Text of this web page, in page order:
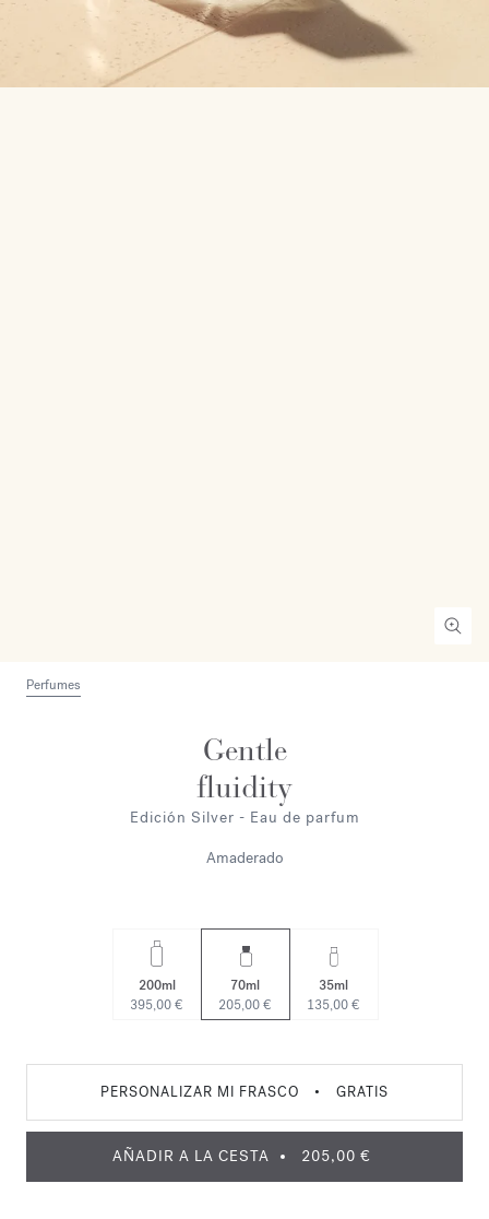
Perfumes
Gentle
fluidity
Edición Silver - Eau de parfum
Amaderado
200ml
395,00 €
70ml
205,00 €
35ml
135,00 €
PERSONALIZAR MI FRASCO • GRATIS
AÑADIR A LA CESTA 205,00 €